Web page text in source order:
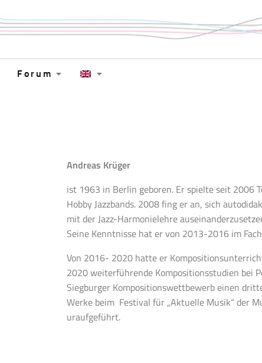
Forum
Andreas Krüger
ist 1963 in Berlin geboren. Er spielte seit 2006
Hobby Jazzbands. 2008 fing er an, sich
mit der Jazz-Harmonielehre
Seine Kenntnisse hat er von 2013-2016 im
Von 2016- 2020 hatte er
2020 weiterführende Kompositionsstudien bei
Siegburger Kompositionswettbewerb einen
Werke beim Festival für „Aktuelle Musik“ der
uraufgeführt.